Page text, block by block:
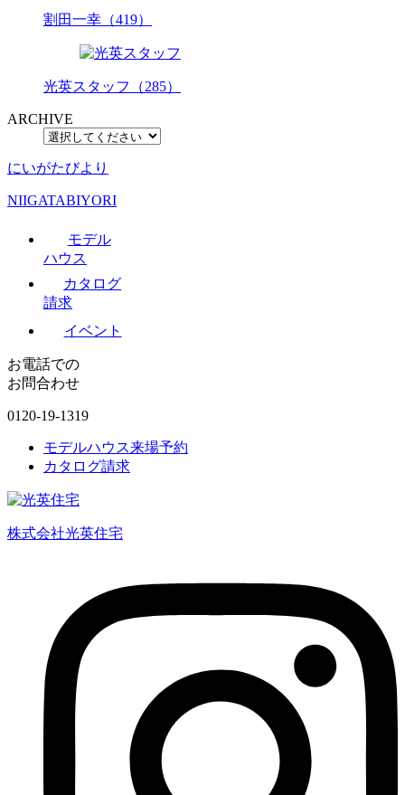
割田一幸（419）
光英スタッフ（285）
ARCHIVE
にいがたびより
NIIGATABIYORI
モデル
ハウス
カタログ
請求
イベント
お電話での
お問合わせ
0120-19-1319
モデルハウス来場予約
カタログ請求
株式会社光英住宅